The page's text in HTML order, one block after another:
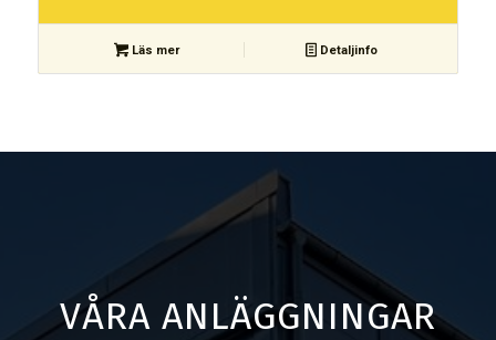
Läs mer Detaljinfo
VÅRA ANLÄGGNINGAR